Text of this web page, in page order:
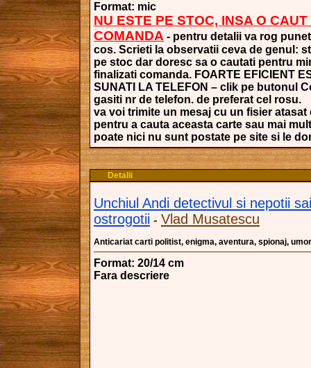
Format: mic
NU ESTE PE STOC, INSA O
COMANDA - pentru detalii va rog
cos. Scrieti la observatii ceva de genul:
pe stoc dar doresc sa o cautati pentru
finalizati comanda. FOARTE EFICIENT
SUNATI LA TELEFON – clik pe butonul
gasiti nr de telefon. de preferat cel rosu.
va voi trimite un mesaj cu un fisier
pentru a cauta aceasta carte sau mai
poate nici nu sunt postate pe site si le
Detalii
Unchiul Andi detectivul si nepotii sai
ostrogotii - Vlad Musatescu
Anticariat carti politist, enigma, aventura, spionaj, umor
Format: 20/14 cm
Fara descriere